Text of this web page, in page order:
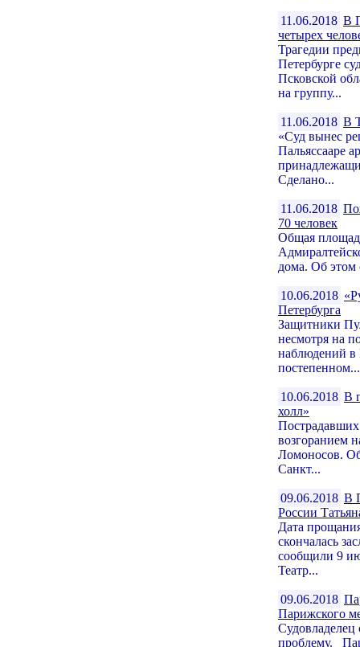
11.06.2018 В
четырех
Трагедии
Петербурге
Псковской
на группу...
11.06.2018 В
«Суд вынес
Пальяссааре
Сделано...
11.06.2018
70 человек
Общая
дома. Об этом
10.06.2018
Петербурга
Защитники
несмотря на
наблюдений в
постепенном...
10.06.2018 В
холл»
возгоранием
Ломоносов.
Санкт...
09.06.2018 В
России
Дата
скончалась
сообщили 9
Театр...
09.06.2018
Парижского
Судовладелец
проблему.